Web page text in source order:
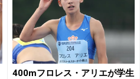
400mフロレス・アリエが学生